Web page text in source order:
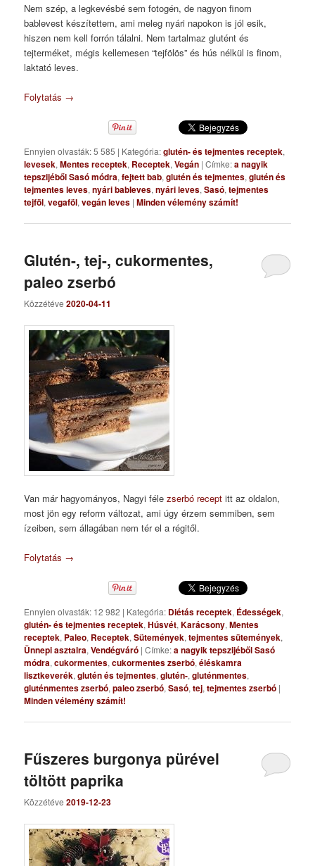
Nem szép, a legkevésbé sem fotogén, de nagyon finom
bablevest készítettem, ami meleg nyári napokon is jól esik,
hiszen nem kell forrón tálalni. Nem tartalmaz glutént és
tejterméket, mégis kellemesen “tejfölös” és hús nélkül is finom,
laktató leves.
Folytatás →
Ennyien olvasták: 5 585 | Kategória:glutén- és tejmentes receptek,
levesek,Mentes receptek, Receptek,Vegán |Címke:a nagyik
tepszijéből Sasó módra,fejtett bab,glutén és tejmentes,glutén és
tejmentes leves,nyári bableves,nyári leves,Sasó,tejmentes
tejföl,vegaföl,vegán leves |Minden vélemény számít!
Glutén-, tej-, cukormentes,
paleo zserbó
Közzétéve2020-04-11
Van már hagyományos, Nagyi félezserbó recept itt az oldalon,
most jön egy reform változat, ami úgy érzem semmiben, sem
ízeiben, sem állagában nem tér el a régitől.
Folytatás →
Ennyien olvasták: 12 982 | Kategória: Diétás receptek, Édességek,
glutén- és tejmentes receptek,Húsvét,Karácsony,Mentes
receptek, Paleo, Receptek,Sütemények,tejmentes sütemények,
Ünnepi asztalra,Vendégváró |Címke:a nagyik tepszijéből Sasó
módra,cukormentes,cukormentes zserbó,éléskamra
lisztkeverék,glutén és tejmentes,glutén-,gluténmentes,
gluténmentes zserbó,paleo zserbó,Sasó,tej,tejmentes zserbó |
Minden vélemény számít!
Fűszeres burgonya pürével
töltött paprika
Közzétéve2019-12-23